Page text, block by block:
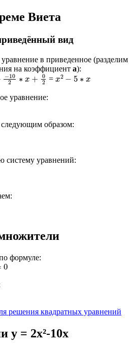
Виета
вид
в приведенное (разделим
на коэффициент a):
102∗x+02 =x2− 5∗
уравнение:
образом:
уравнений:
формуле:
решения квадратных уравнений
y = 2x²-10x